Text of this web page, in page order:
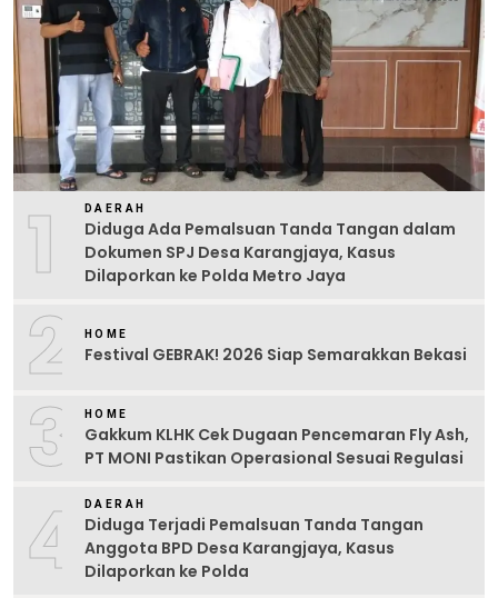
1 DAERAH
Diduga Ada Pemalsuan Tanda Tangan dalam
Dokumen SPJ Desa Karangjaya, Kasus
Dilaporkan ke Polda Metro Jaya
2 HOME
Festival GEBRAK! 2026 Siap Semarakkan Bekasi
3 HOME
Gakkum KLHK Cek Dugaan Pencemaran Fly Ash,
PT MONI Pastikan Operasional Sesuai Regulasi
4 DAERAH
Diduga Terjadi Pemalsuan Tanda Tangan
Anggota BPD Desa Karangjaya, Kasus
Dilaporkan ke Polda